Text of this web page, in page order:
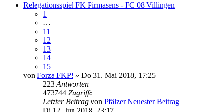
Relegationsspiel FK Pirmasens - FC 08 Villingen
1
…
11
12
13
14
15
von Forza FKP! » Do 31. Mai 2018, 17:25
223 Antworten
473744 Zugriffe
Letzter Beitrag von Pfälzer Neuester Beitrag
Di 12. Jun 2018, 23:17